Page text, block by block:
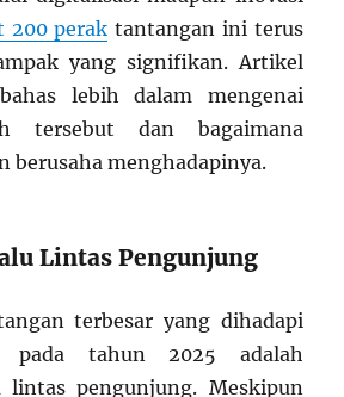
200 perak tantangan ini terus
yang signifikan. Artikel
lebih dalam mengenai
tersebut dan bagaimana
berusaha menghadapinya.
Lintas Pengunjung
terbesar yang dihadapi
pada tahun 2025 adalah
lintas pengunjung. Meskipun